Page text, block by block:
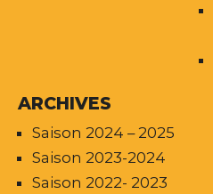
ARCHIVES
Saison 2024 – 2025
Saison 2023-2024
Saison 2022- 2023